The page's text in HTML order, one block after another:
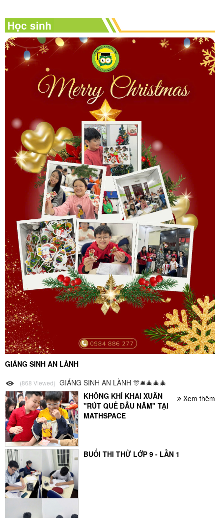
Học sinh
GIÁNG SINH AN LÀNH
(868 Viewed) GIÁNG SINH AN LÀNH 🎊🛎️🎄🎄🎄
Xem thêm
KHÔNG KHÍ KHAI XUÂN
"RÚT QUẺ ĐẦU NĂM" TẠI
MATHSPACE
BUỔI THI THỬ LỚP 9 - LẦN 1